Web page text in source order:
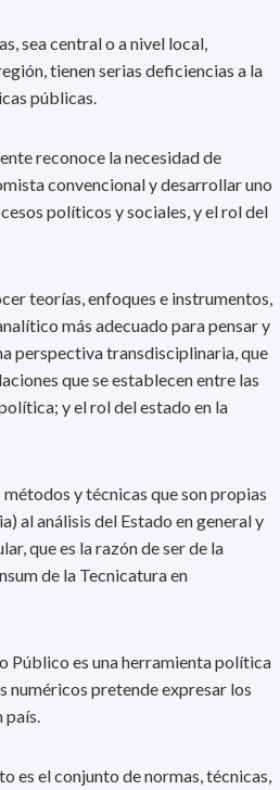
sea central o a nivel local,
tienen serias deficiencias a la
públicas.
reconoce la necesidad de
convencional y desarrollar uno
políticos y sociales, y el rol del
teorías, enfoques e instrumentos,
más adecuado para pensar y
perspectiva transdisciplinaria, que
que se establecen entre las
y el rol del estado en la
y técnicas que son propias
al análisis del Estado en general y
que es la razón de ser de la
de la Tecnicatura en
Público es una herramienta política
numéricos pretende expresar los
país.
es el conjunto de normas, técnicas,